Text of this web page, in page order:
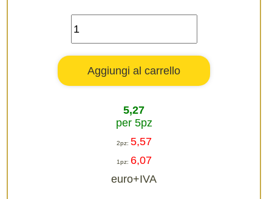
5,27
per 5pz
2pz: 5,57
1pz: 6,07
euro+IVA